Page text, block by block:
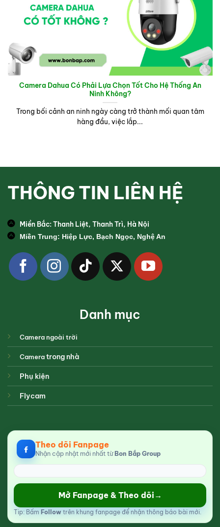
Camera Dahua Có Phải Lựa Chọn Tốt Cho Hệ Thống An
Ninh Không?
Trong bối cảnh an ninh ngày càng trở thành mối quan tâm
hàng đầu, việc lắp...
THÔNG TIN LIÊN HỆ
Miền Bắc: Thanh Liệt, Thanh Trì, Hà Nội
Miền Trung: Hiệp Lực, Bạch Ngọc, Nghệ An
Danh mục
Camera ngoài trời
Cameratrong nhà
Phụ kiện
Flycam
Theo dõi Fanpage
Nhận cập nhật mới nhất từBon Bắp Group
Mở Fanpage & Theo dõi →
Tip: Bấm Follow trên khung fanpage để nhận thông báo bài mới.